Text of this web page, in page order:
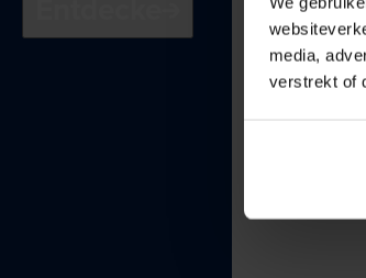
media,
verstrekt of